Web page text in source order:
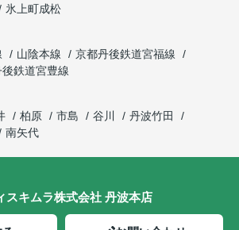
氷上町成松
山陰本線
京都丹後鉄道宮福線
鉄道宮豊線
柏原 市島 谷川
丹波竹田
南矢代
スキムラ株式会社 丹波本店